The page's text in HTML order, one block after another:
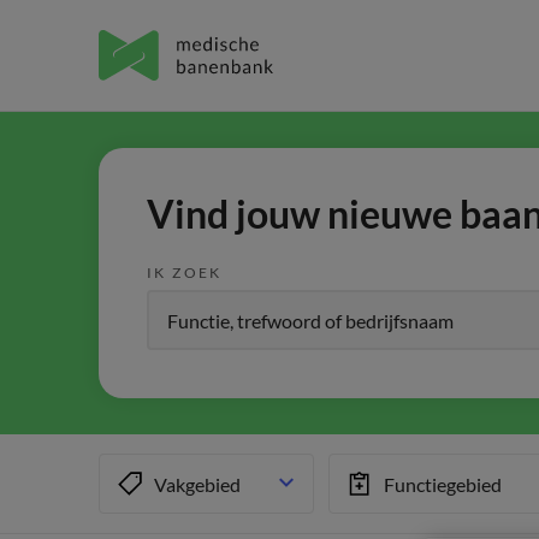
Vind jouw nieuwe
IK ZOEK
Vakgebied Functiegebied